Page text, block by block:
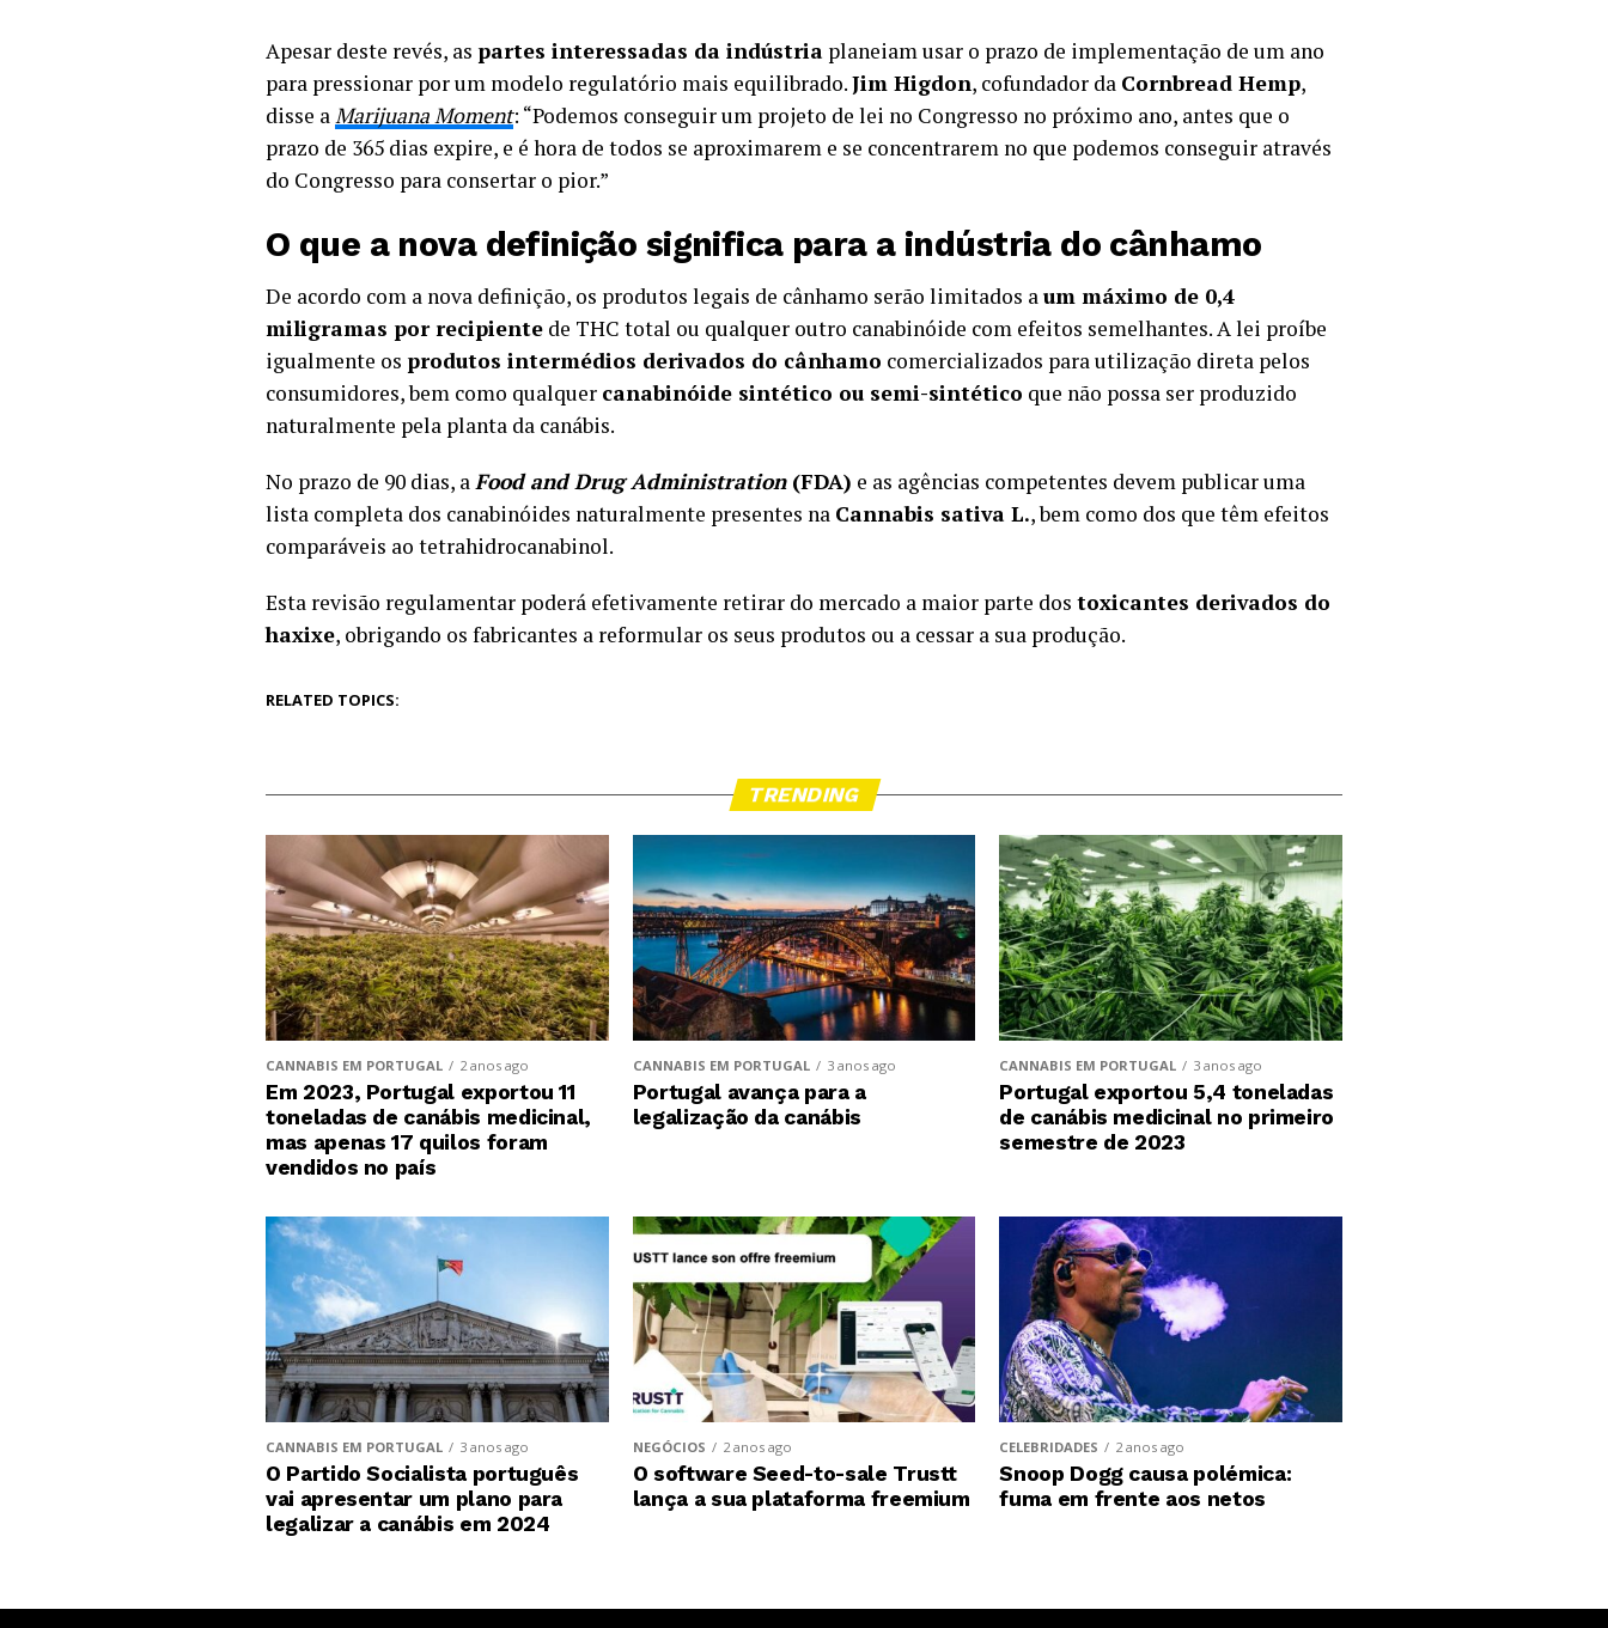
Apesar deste revés, as partes interessadas da indústria planeiam usar o prazo de implementação de um ano
para pressionar por um modelo regulatório mais equilibrado.Jim Higdon, cofundador da Cornbread Hemp,
disse aMarijuana Moment: “Podemos conseguir um projeto de lei no Congresso no próximo ano, antes que o
prazo de 365 dias expire, e é hora de todos se aproximarem e se concentrarem no que podemos conseguir através
do Congresso para consertar o pior.”
O que a nova definição significa para a indústria do cânhamo
De acordo com a nova definição, os produtos legais de cânhamo serão limitados aum máximo de 0,4
miligramas por recipiente de THC total ou qualquer outro canabinóide com efeitos semelhantes. A lei proíbe
igualmente os produtos intermédios derivados do cânhamo comercializados para utilização direta pelos
consumidores, bem como qualquer canabinóide sintético ou semi-sintético que não possa ser produzido
naturalmente pela planta da canábis.
No prazo de 90 dias, aFood and Drug Administration(FDA) e as agências competentes devem publicar uma
lista completa dos canabinóides naturalmente presentes na Cannabis sativa L., bem como dos que têm efeitos
comparáveis ao tetrahidrocanabinol.
Esta revisão regulamentar poderá efetivamente retirar do mercado a maior parte dos toxicantes derivados do
haxixe, obrigando os fabricantes a reformular os seus produtos ou a cessar a sua produção.
RELATED TOPICS:
TRENDING
CANNABIS EM PORTUGAL 2 anos ago
Em 2023, Portugal exportou 11
toneladas de canábis medicinal,
mas apenas 17 quilos foram
vendidos no país
CANNABIS EM PORTUGAL 3 anos ago
Portugal avança para a
legalização da canábis
CANNABIS EM PORTUGAL 3 anos ago
Portugal exportou 5,4 toneladas
de canábis medicinal no primeiro
semestre de 2023
CANNABIS EM PORTUGAL 3 anos ago
O Partido Socialista português
vai apresentar um plano para
legalizar a canábis em 2024
NEGÓCIOS 2 anos ago
O software Seed-to-sale Trustt
lança a sua plataforma freemium
CELEBRIDADES 2 anos ago
Snoop Dogg causa polémica:
fuma em frente aos netos